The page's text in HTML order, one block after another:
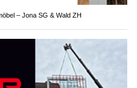
– Jona SG & Wald ZH